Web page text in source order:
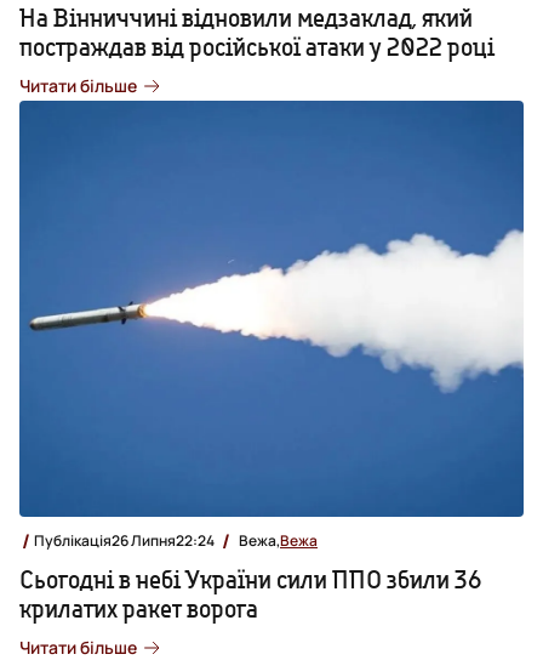
На Вінниччині відновили медзаклад, який
постраждав від російської атаки у 2022 році
Читати більше
Публікація26 Липня22:24 Вежа,Вежа
Сьогодні в небі України сили ППО збили 36
крилатих ракет ворога
Читати більше